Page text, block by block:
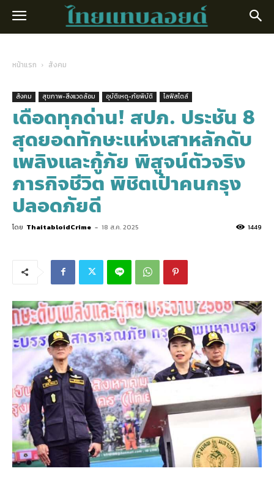
หน้าแรก สังคม
สังคม สุขภาพ-สิ่งแวดล้อม อุบัติเหตุ-ภัยพิบัติ ไลฟ์สไตล์
เดือดทุกด่าน! สปภ. ประชัน 8
สุดยอดทักษะแห่งเสาหลักดับ
เพลิงและกู้ภัย พิสูจน์ตัวจริง
ภารกิจชีวิต พิชิตเป้าคนกรุง
ปลอดภัยดี
โดย ThaitabloidCrime - 18 ส.ค. 2025 1449